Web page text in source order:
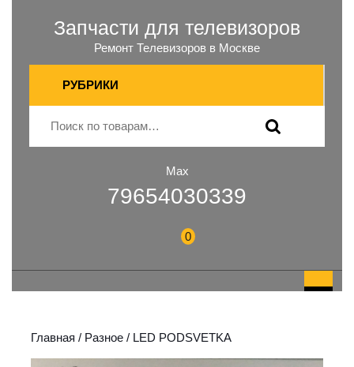
Запчасти для телевизоров
Ремонт Телевизоров в Москве
РУБРИКИ
Max
79654030339
0
Главная / Разное / LED PODSVETKA